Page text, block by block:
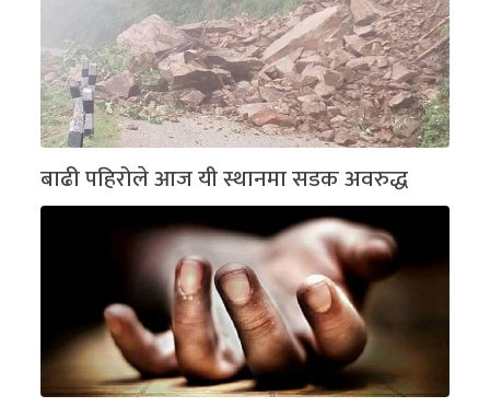
बाढी पहिरोले आज यी स्थानमा सडक अवरुद्ध